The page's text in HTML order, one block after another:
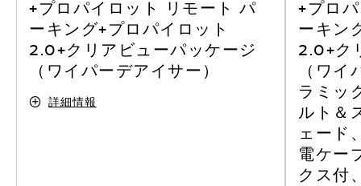
+プロパイロット リモート パ
ーキング+プロパイロット
2.0+クリアビューパッケージ
（ワイパーデアイサー）
詳細情報
+プロ
ーキン
2.0+ク
（ワ
ラミッ
ルト＆
ェード
電ケー
クス付